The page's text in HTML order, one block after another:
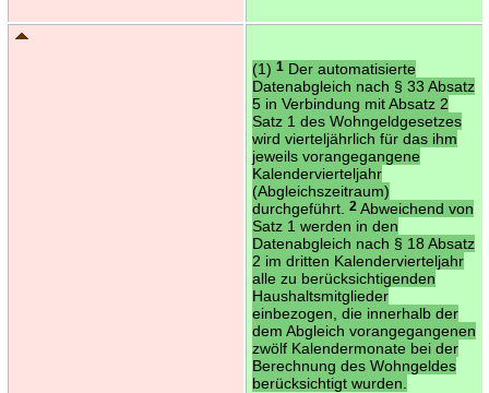
(1) 1Der automatisierte
Datenabgleich nach § 33 Absatz
5 in Verbindung mit Absatz 2
Satz 1 des Wohngeldgesetzes
wird vierteljährlich für das ihm
jeweils vorangegangene
Kalendervierteljahr
(Abgleichszeitraum)
durchgeführt.
2Abweichend von
Satz 1 werden in den
Datenabgleich nach § 18 Absatz
2 im dritten Kalendervierteljahr
alle zu berücksichtigenden
Haushaltsmitglieder
einbezogen, die innerhalb der
dem Abgleich vorangegangenen
zwölf Kalendermonate bei der
Berechnung des Wohngeldes
berücksichtigt wurden.